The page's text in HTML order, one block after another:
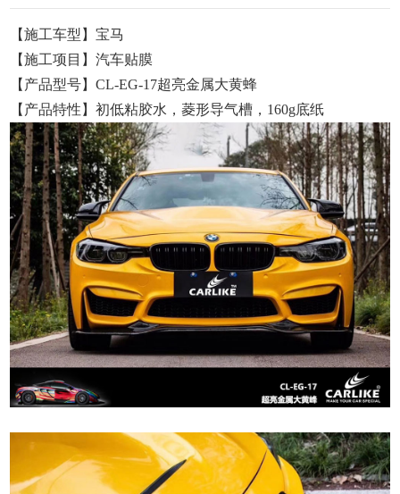
【施工车型】宝马
【施工项目】汽车贴膜
【产品型号】CL-EG-17超亮金属大黄蜂
【产品特性】初低粘胶水，菱形导气槽，160g底纸